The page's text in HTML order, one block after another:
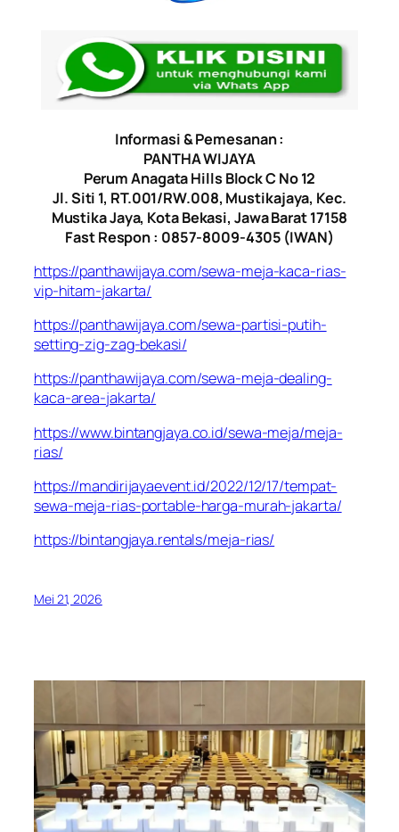
Informasi & Pemesanan :
PANTHA WIJAYA
Perum Anagata Hills Block C No 12
Jl. Siti 1, RT.001/RW.008, Mustikajaya, Kec.
Mustika Jaya, Kota Bekasi, Jawa Barat 17158
Fast Respon : 0857-8009-4305 (IWAN)
https://panthawijaya.com/sewa-meja-kaca-rias-
vip-hitam-jakarta/
https://panthawijaya.com/sewa-partisi-putih-
setting-zig-zag-bekasi/
https://panthawijaya.com/sewa-meja-dealing-
kaca-area-jakarta/
https://www.bintangjaya.co.id/sewa-meja/meja-
rias/
https://mandirijayaevent.id/2022/12/17/tempat-
sewa-meja-rias-portable-harga-murah-jakarta/
https://bintangjaya.rentals/meja-rias/
Mei 21, 2026